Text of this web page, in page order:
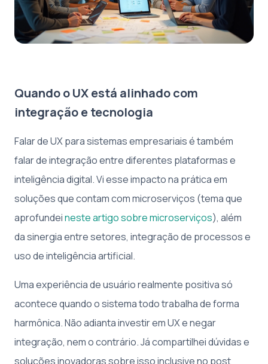
Quando o UX está alinhado com
integração e tecnologia
Falar de UX para sistemas empresariais é também
falar de integração entre diferentes plataformas e
inteligência digital. Vi esse impacto na prática em
soluções que contam com microserviços (tema que
aprofundeineste artigo sobre microserviços), além
da sinergia entre setores, integração de processos e
uso de inteligência artificial.
Uma experiência de usuário realmente positiva só
acontece quando o sistema todo trabalha de forma
harmônica. Não adianta investir em UX e negar
integração, nem o contrário. Já compartilhei dúvidas e
soluções inovadoras sobre isso inclusive no post